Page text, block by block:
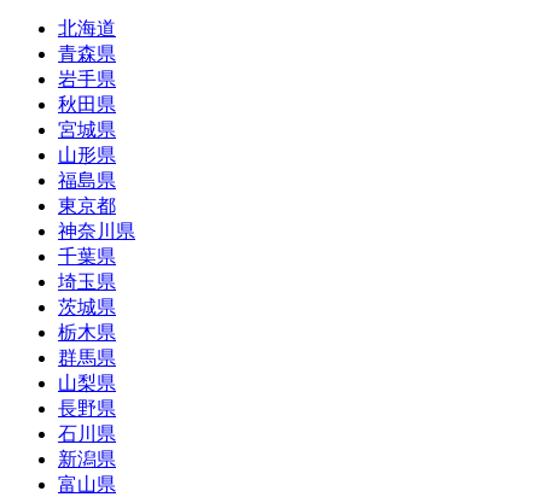
北海道
青森県
岩手県
秋田県
宮城県
山形県
福島県
東京都
神奈川県
千葉県
埼玉県
茨城県
栃木県
群馬県
山梨県
長野県
石川県
新潟県
富山県